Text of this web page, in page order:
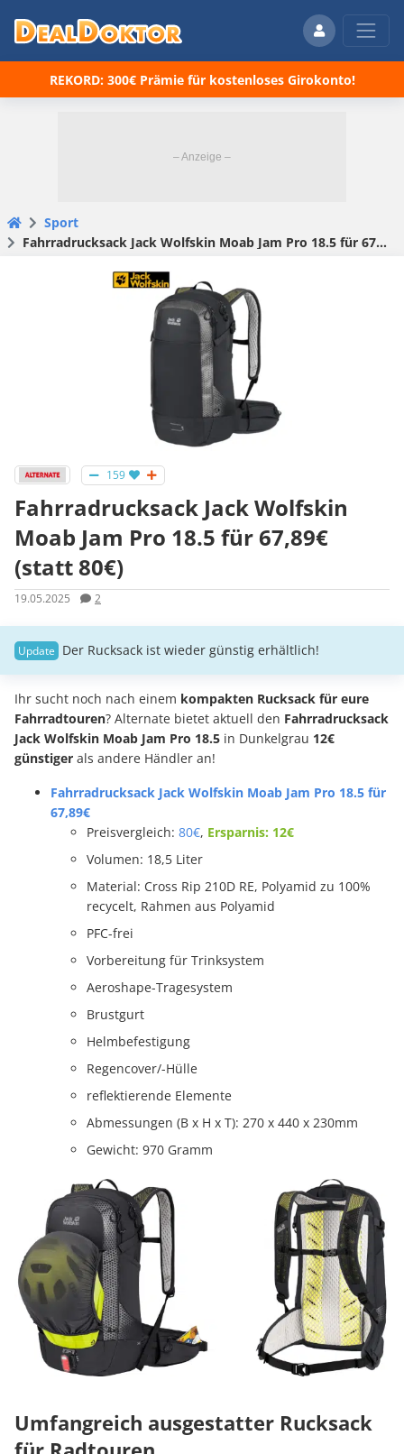
REKORD: 300€ Prämie für kostenloses Girokonto!
Sport
Fahrradrucksack Jack Wolfskin Moab Jam Pro 18.5 für 67,89€ (statt 80€)
159
Fahrradrucksack Jack Wolfskin
Moab Jam Pro 18.5 für 67,89€
(statt 80€)
19.05.2025 2
Der Rucksack ist wieder günstig erhältlich!
Ihr sucht noch nach einem kompakten Rucksack für eure
Fahrradtouren? Alternate bietet aktuell den Fahrradrucksack
Jack Wolfskin Moab Jam Pro 18.5 in Dunkelgrau 12€
günstiger als andere Händler an!
Fahrradrucksack Jack Wolfskin Moab Jam Pro 18.5 für
67,89€
Preisvergleich: 80€, Ersparnis: 12€
Volumen: 18,5 Liter
Material: Cross Rip 210D RE, Polyamid zu 100%
recycelt, Rahmen aus Polyamid
PFC-frei
Vorbereitung für Trinksystem
Aeroshape-Tragesystem
Brustgurt
Helmbefestigung
Regencover/-Hülle
reflektierende Elemente
Abmessungen (B x H x T): 270 x 440 x 230mm
Gewicht: 970 Gramm
Umfangreich ausgestatter Rucksack